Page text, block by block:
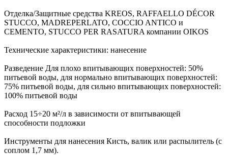
Отделка/Защитные средства KREOS, RAFFAELLO DÉCOR
STUCCO, MADREPERLATO, COCCIO ANTICO и
CEMENTO, STUCCO PER RASATURA компании OIKOS
Технические характеристики: нанесение
Разведение Для плохо впитывающих поверхностей: 50%
питьевой воды, для нормально впитывающих поверхностей:
75% питьевой воды, для сильно впитывающих поверхностей:
100% питьевой воды
Расход 15÷20 м²/л в зависимости от впитывающей
способности подложки
Инструменты для нанесения Кисть, валик или распылитель (с
соплом 1,7 мм).